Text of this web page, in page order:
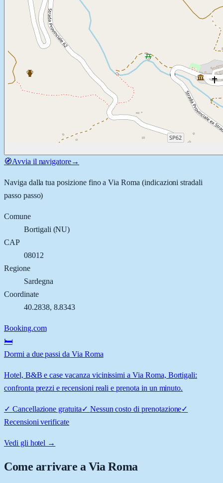
🧭Avvia il navigatore→
Naviga dalla tua posizione fino aVia Roma (indicazioni stradali
passo passo)
Comune
Bortigali (NU)
CAP
08012
Regione
Sardegna
Coordinate
40.2838, 8.8343
Booking.com
🛏️
Dormi a due passi da Via Roma
Hotel, B&B e case vacanza vicinissimi a Via Roma, Bortigali:
confronta prezzi e recensioni reali e prenota in un minuto.
✓ Cancellazione gratuita✓ Nessun costo di prenotazione✓
Recensioni verificate
Vedi gli hotel →
Come arrivare aVia Roma